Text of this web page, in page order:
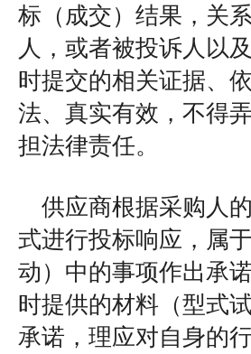
标（成交）结果，关
人，或者被投诉人以
时提交的相关证据、
法、真实有效，不得
担法律责任。
供应商根据采购人
式进行投标响应，属
动）中的事项作出承
时提供的材料（型式
承诺，理应对自身的